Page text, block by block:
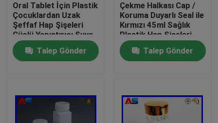
Ev
Hakkımızda
Oral Tablet İçin Plastik
Çocuklardan Uzak
Şeffaf Hap Şişeleri
Güçlü Yapıştırıcı Suya
Dayanıklı
Talep Gönder
Çekme Halkası Cap /
Koruma Duyarlı Seal ile
Kırmızı 45ml Sağlık
Plastik Hap Şişeleri
Talep Gönder